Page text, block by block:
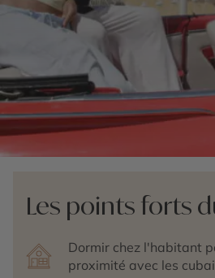
Les points forts
Dormir chez l'habitant
proximité avec les